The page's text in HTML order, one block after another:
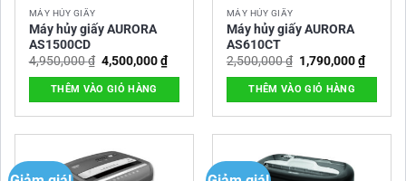
MÁY HỦY GIẤY
Máy hủy giấy AURORA
AS1500CD
4,950,000₫ Giá
gốc
là:
4,950,000 ₫.
4,500,000₫Giá
hiện
4,500,000 ₫.
THÊM VÀO GIỎ HÀNG
MÁY HỦY GIẤY
Máy hủy giấy AURORA
AS610CT
2,500,000₫ Giá
gốc
là:
2,500,000 ₫.
1,790,000₫Giá
hiện
THÊM VÀO GIỎ HÀNG